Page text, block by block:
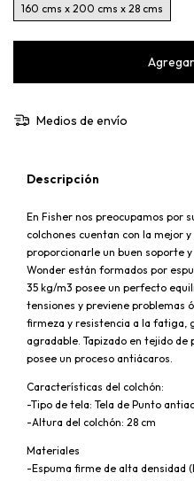
160 cms x 200 cms x 28 cms
Medios de envío
Descripción
En Fisher nos preocupamos por
colchones cuentan con la mejor
proporcionarle un buen soporte
Wonder están formados por
35 kg/m3 posee un perfecto
tensiones y previene problemas
firmeza y resistencia a la fatiga,
agradable. Tapizado en tejido
posee un proceso antiácaros.
Características del colchón:
-Tipo de tela: Tela de Punto
-Altura del colchón: 28 cm
Materiales
-Espuma firme de alta densidad